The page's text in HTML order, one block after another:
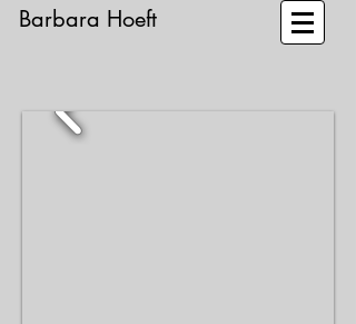
Barbara Hoeft